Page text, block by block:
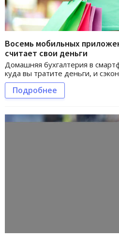
Восемь мобильных
считает свои деньги
Домашняя бухгалтерия в
куда вы тратите деньги, и
Подробнее